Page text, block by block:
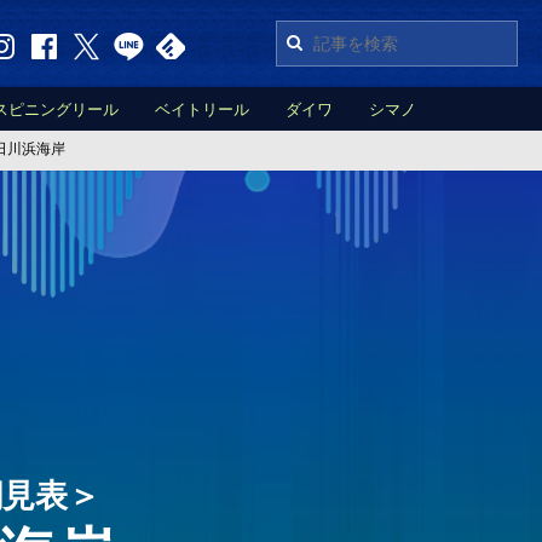
ピニングリール ベイトリール ダイワ シマノ
川浜海岸
表＞